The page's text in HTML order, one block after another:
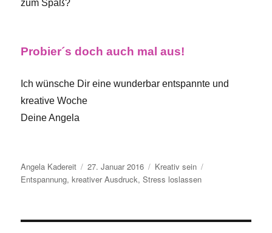
zum Spaß?
Probier´s doch auch mal aus!
Ich wünsche Dir eine wunderbar entspannte und
kreative Woche
Deine Angela
Autor
Angela Kadereit
Veröffentlicht
am
27. Januar 2016 Kategorien
Kreativ sein
Entspannung,kreativer Ausdruck,Stress loslassen